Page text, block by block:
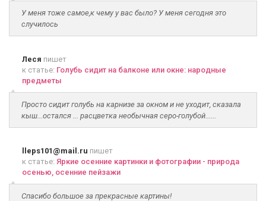
У меня тоже самое,к чему у вас было? У меня сегодня это
случилось
Леся пишет
к статье: Голубь сидит на балконе или окне: народные
предметы
Просто сидит голубь на карнизе за окном и не уходит, сказала
кыш...остался ... расцветка необычная серо-голубой......
lleps101@mail.ru пишет
к статье: Яркие осенние картинки и фотографии - природа
осенью, осенние пейзажи
Спасибо большое за прекрасные картины!